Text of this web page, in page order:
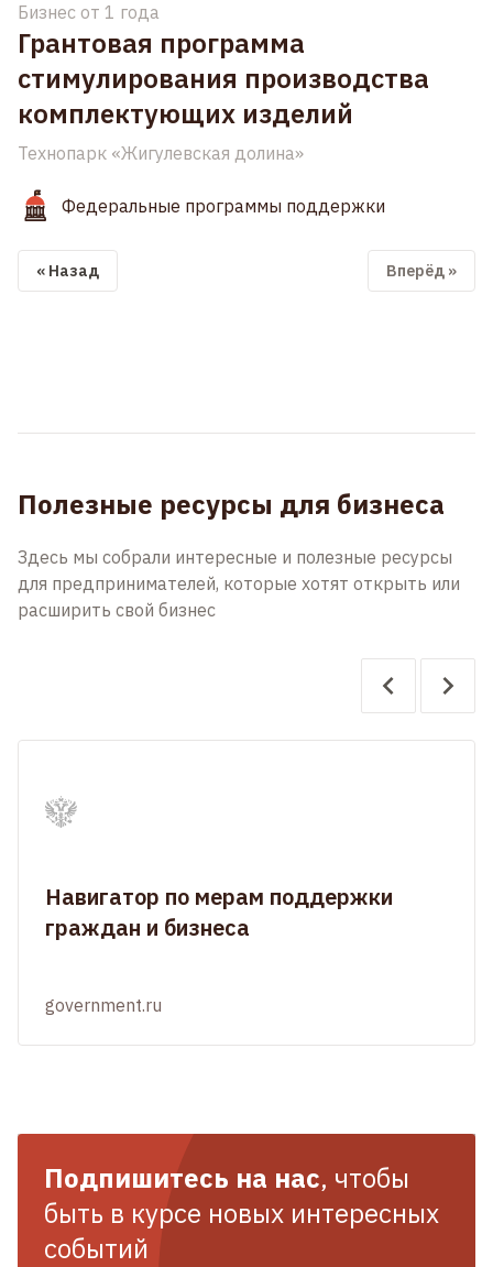
Бизнес от 1 года
Грантовая программа
стимулирования производства
комплектующих изделий
Технопарк «Жигулевская долина»
Федеральные программы поддержки
« Назад Вперёд »
Полезные ресурсы для бизнеса
Здесь мы собрали интересные и полезные ресурсы
для предпринимателей, которые хотят открыть или
расширить свой бизнес
Навигатор по мерам поддержки
граждан и бизнеса
government.ru
Подпишитесь на нас, чтобы
быть в курсе новых интересных
событий